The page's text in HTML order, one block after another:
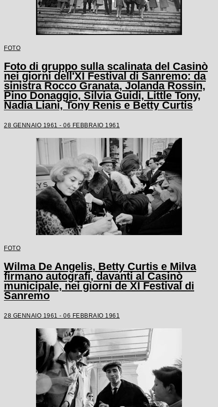
FOTO
Foto di gruppo sulla scalinata del Casinò
nei giorni dell'XI Festival di Sanremo: da
sinistra Rocco Granata, Jolanda Rossin,
Pino Donaggio, Silvia Guidi, Little Tony,
Nadia Liani, Tony Renis e Betty Curtis
28 GENNAIO 1961 - 06 FEBBRAIO 1961
FOTO
Wilma De Angelis, Betty Curtis e Milva
firmano autografi, davanti al Casinò
municipale, nei giorni de XI Festival di
Sanremo
28 GENNAIO 1961 - 06 FEBBRAIO 1961